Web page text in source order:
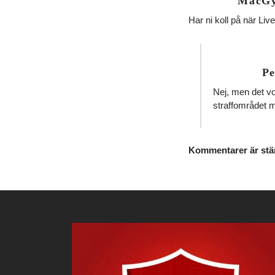
Har ni koll på när
Nej, men det
straffområdet
Kommentarer är